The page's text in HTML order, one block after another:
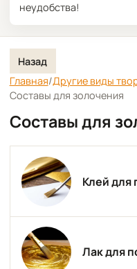
неудобства!
Назад
Главная/Другие виды
Составы для золочения
Составы для
Клей для
Лак для